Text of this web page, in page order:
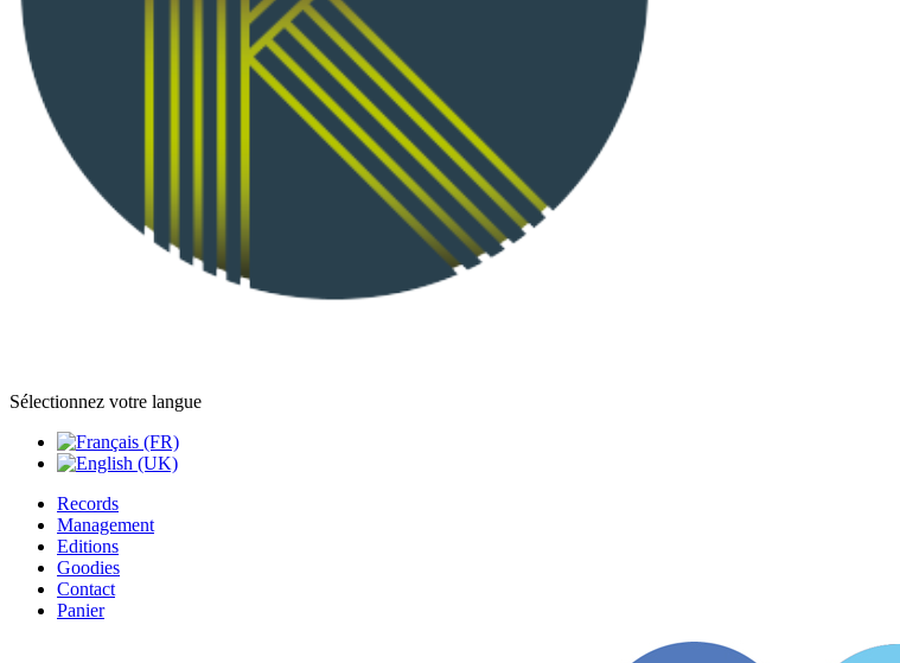
Sélectionnez votre langue
Records
Management
Editions
Goodies
Contact
Panier